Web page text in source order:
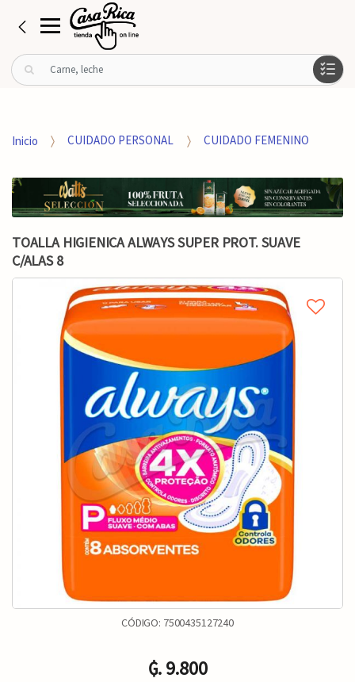
B
u
r
o
r
:
Inicio CUIDADO PERSONAL CUIDADO FEMENINO
TOALLA HIGIENICA ALWAYS SUPER PROT. SUAVE
C/ALAS 8
CÓDIGO: 7500435127240
₲. 9.800